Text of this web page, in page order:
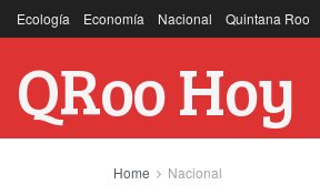
Ecología Economía Nacional Quintana Roo
QRoo Hoy
Home Nacional